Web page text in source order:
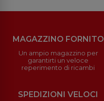
MAGAZZINO FORNITO
Un ampio magazzino per
garantirti un veloce
reperimento di ricambi
SPEDIZIONI VELOCI